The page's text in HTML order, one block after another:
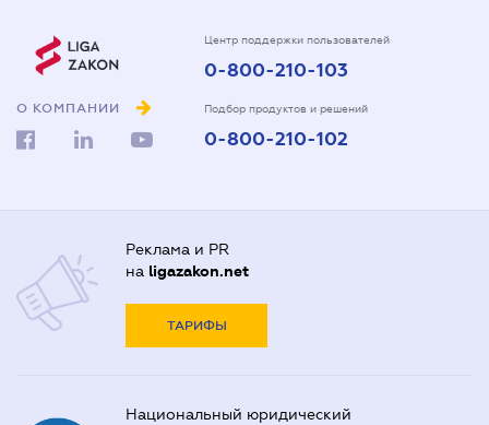
О КОМПАНИИ
Центр поддержки пользователей
0-800-210-103
Подбор продуктов и решений
0-800-210-102
Реклама и PR
на ligazakon.net
ТАРИФЫ
Национальный юридический